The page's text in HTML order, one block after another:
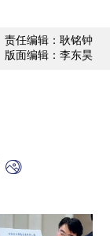
责任编辑：耿铭钟
版面编辑：李东昊